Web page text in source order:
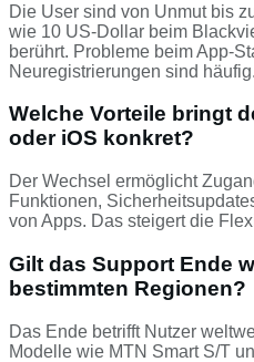
Die User sind von Unmut bis
wie 10 US-Dollar beim
berührt. Probleme beim App-
Neuregistrierungen sind häufig.
Welche Vorteile bringt
oder iOS konkret?
Der Wechsel ermöglicht
Funktionen,
von Apps. Das steigert die
Gilt das Support Ende
bestimmten Regionen?
Das Ende betrifft Nutzer
Modelle wie MTN Smart S/T